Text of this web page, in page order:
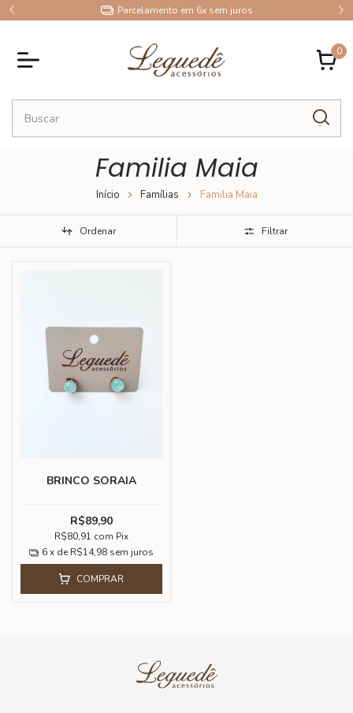
Parcelamento em 6x sem juros
0
Familia Maia
Início Famílias Familia Maia
Ordenar Filtrar
BRINCO SORAIA
R$89,90
R$80,91 com Pix
6 x de R$14,98 sem juros
COMPRAR